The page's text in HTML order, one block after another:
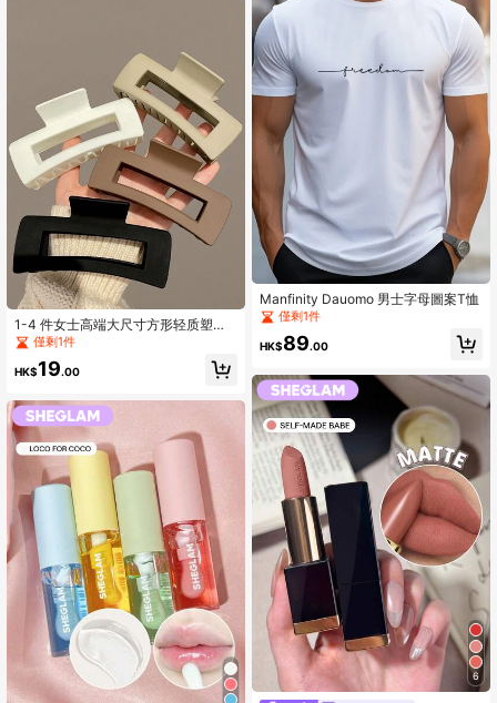
1-4 件女士高端大尺寸方形轻质塑料
发爪夹，时尚百搭简约风格优雅发
脸和化妆休闲夏季发夹发夹发夹发夹
僅剩1件
HK$19.00
Manfinity Dauomo 男士字母圖案T恤
僅剩1件
HK$89.00
6